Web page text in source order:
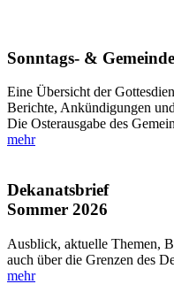
Sonntags- &
Eine Übersicht der
Berichte, Ankündigungen
Die Osterausgabe des
mehr
Dekanatsbrief
Sommer 2026
Ausblick, aktuelle Themen,
auch über die Grenzen des
mehr